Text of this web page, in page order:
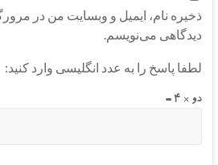
ذخیره نام، ایمیل و وبسایت من در
دیدگاهی می‌نویسم.
لطفا پاسخ را به عدد انگلیسی وارد کنید:
دو × 4 =